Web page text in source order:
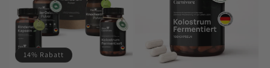
14% Rabatt